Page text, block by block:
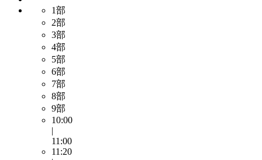
1部
2部
3部
4部
5部
6部
7部
8部
9部
10:00
|
11:00
11:20